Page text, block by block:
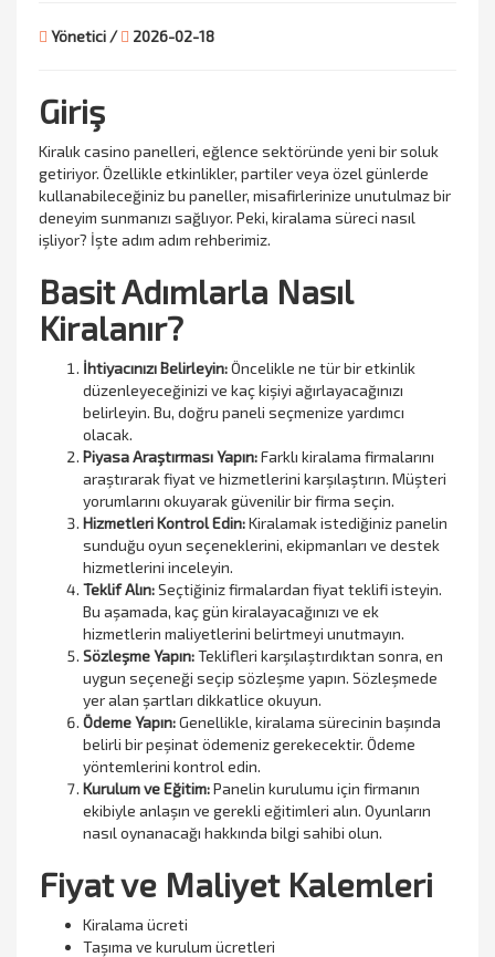
Yönetici / 2026-02-18
Giriş
Kiralık casino panelleri, eğlence sektöründe yeni bir soluk
getiriyor. Özellikle etkinlikler, partiler veya özel günlerde
kullanabileceğiniz bu paneller, misafirlerinize unutulmaz bir
deneyim sunmanızı sağlıyor. Peki, kiralama süreci nasıl
işliyor? İşte adım adım rehberimiz.
Basit Adımlarla Nasıl
Kiralanır?
İhtiyacınızı Belirleyin:Öncelikle ne tür bir etkinlik
düzenleyeceğinizi ve kaç kişiyi ağırlayacağınızı
belirleyin. Bu, doğru paneli seçmenize yardımcı
olacak.
Piyasa Araştırması Yapın:Farklı kiralama firmalarını
araştırarak fiyat ve hizmetlerini karşılaştırın. Müşteri
yorumlarını okuyarak güvenilir bir firma seçin.
Hizmetleri Kontrol Edin:Kiralamak istediğiniz panelin
sunduğu oyun seçeneklerini, ekipmanları ve destek
hizmetlerini inceleyin.
Teklif Alın:Seçtiğiniz firmalardan fiyat teklifi isteyin.
Bu aşamada, kaç gün kiralayacağınızı ve ek
hizmetlerin maliyetlerini belirtmeyi unutmayın.
Sözleşme Yapın:Teklifleri karşılaştırdıktan sonra, en
uygun seçeneği seçip sözleşme yapın. Sözleşmede
yer alan şartları dikkatlice okuyun.
Ödeme Yapın:Genellikle, kiralama sürecinin başında
belirli bir peşinat ödemeniz gerekecektir. Ödeme
yöntemlerini kontrol edin.
Kurulum ve Eğitim:Panelin kurulumu için firmanın
ekibiyle anlaşın ve gerekli eğitimleri alın. Oyunların
nasıl oynanacağı hakkında bilgi sahibi olun.
Fiyat ve Maliyet Kalemleri
Kiralama ücreti
Taşıma ve kurulum ücretleri